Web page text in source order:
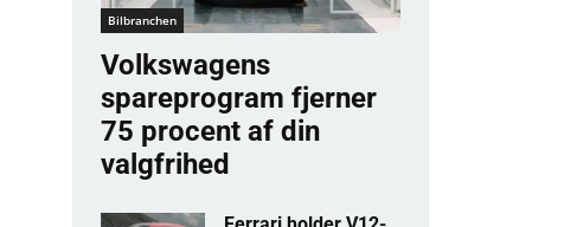
Bilbranchen
Volkswagens
spareprogram fjerner
75 procent af din
valgfrihed